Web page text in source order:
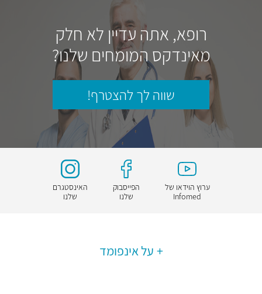
רופא, אתה עדיין לא חלק
מאינדקס המומחים שלנו?
שווה לך להצטרף!
ערוץ הוידאו של
Infomed
הפייסבוק
שלנו
האינסטגרם
שלנו
על אינפומד